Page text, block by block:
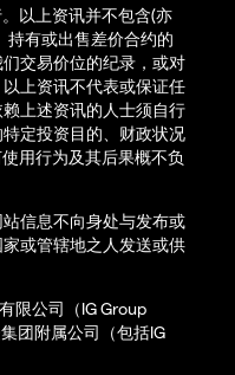
以上资讯并不包含(亦
持有或出售差价合约的
交易价位的纪录，或对
上资讯不代表或保证任
上述资讯的人士须自行
定投资目的、财政状况
用行为及其后果概不负
信息不向身处与发布或
或管辖地之人发送或供
限公司（IG Group
团附属公司（包括IG